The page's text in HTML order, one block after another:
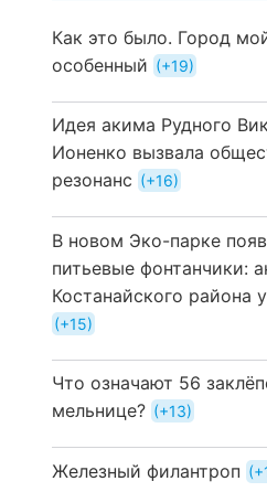
Как это было. Город
особенный
+19
Идея акима Рудного
Ионенко вызвала
резонанс
+16
В новом Эко-парке
питьевые фонтанчики:
Костанайского района
+15
Что означают 56
мельнице?
+13
Железный филантроп